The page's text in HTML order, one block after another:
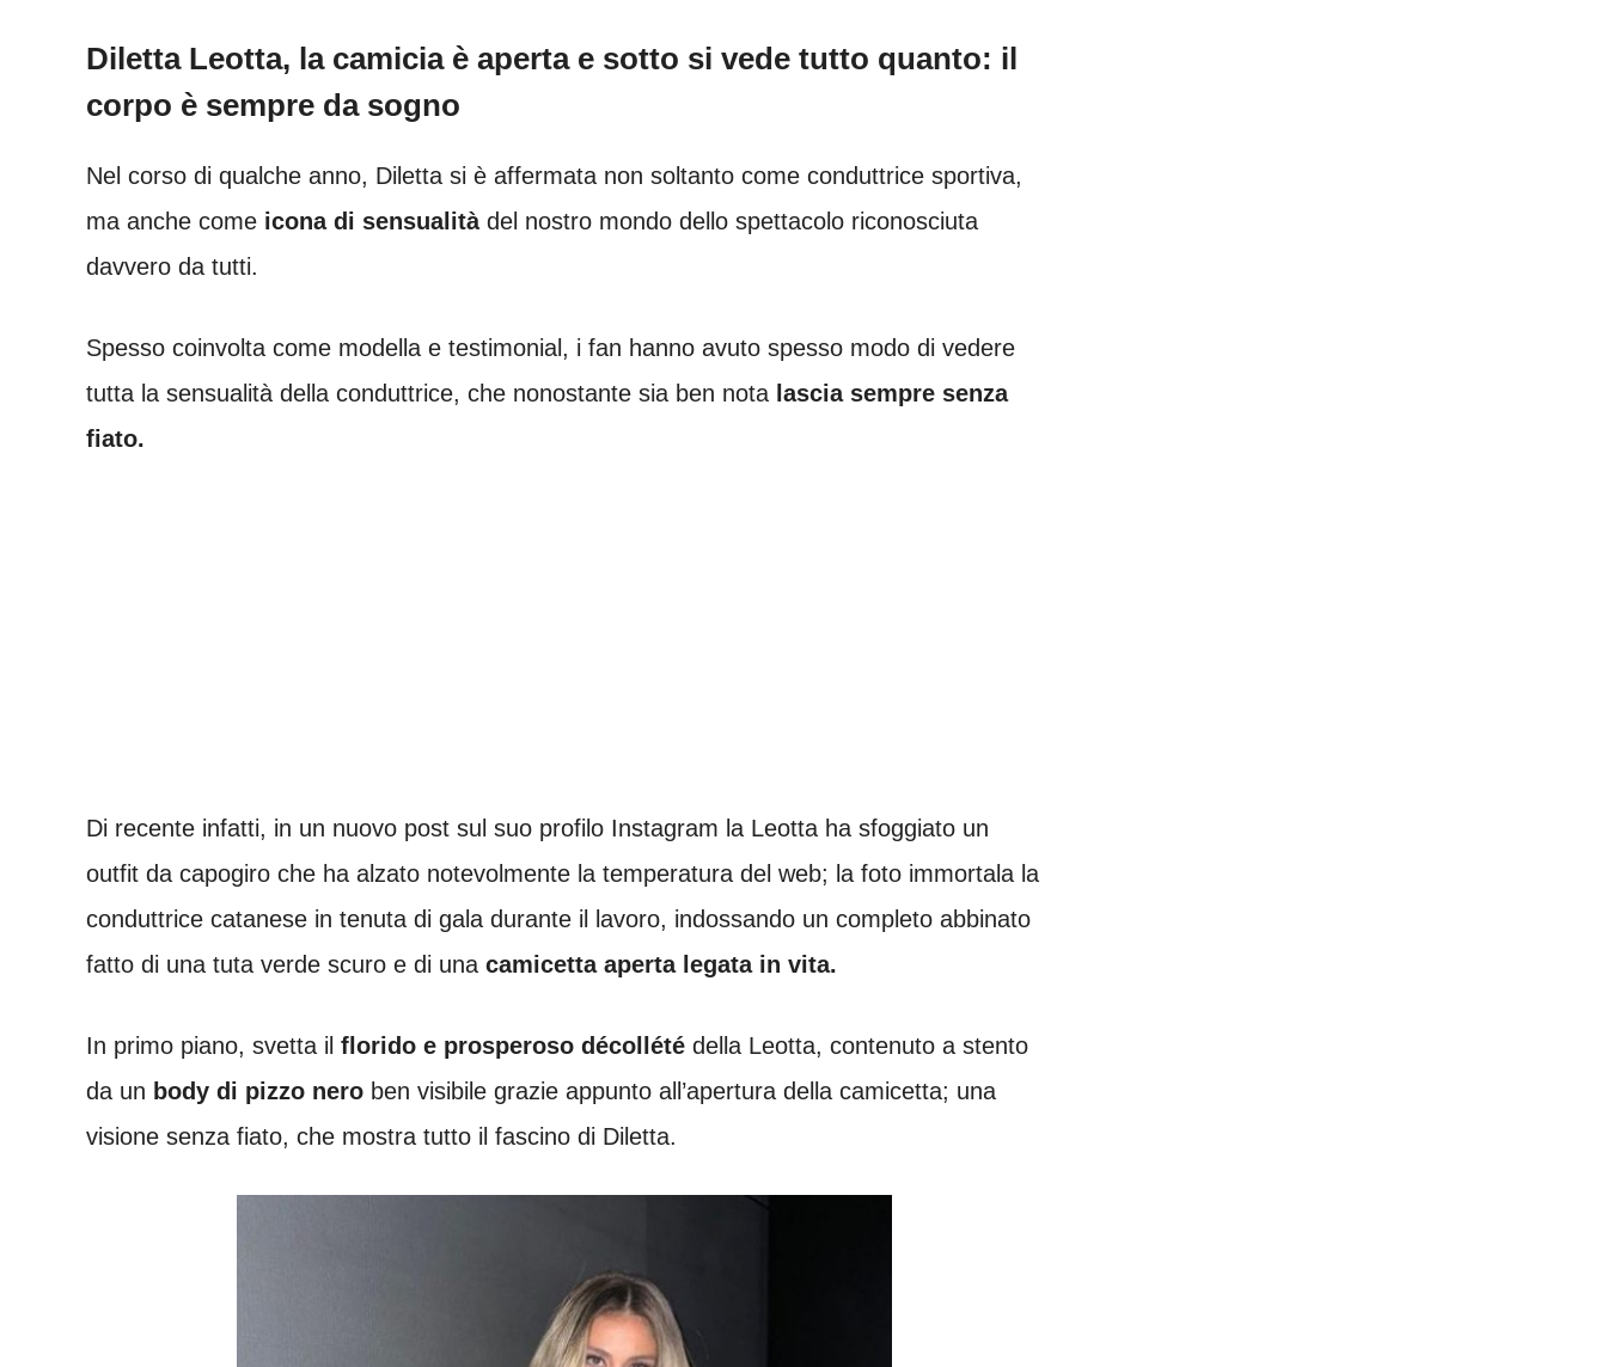
Diletta Leotta, la camicia è aperta e sotto si vede tutto quanto: il
corpo è sempre da sogno
Nel corso di qualche anno, Diletta si è affermata non soltanto come conduttrice sportiva,
ma anche come icona di sensualitàdel nostro mondo dello spettacolo riconosciuta
davvero da tutti.
Spesso coinvolta come modella e testimonial, i fan hanno avuto spesso modo di vedere
tutta la sensualità della conduttrice, che nonostante sia ben nota lascia sempre senza
fiato.
Di recente infatti, in un nuovo post sul suo profilo Instagram la Leotta ha sfoggiato un
outfit da capogiro che ha alzato notevolmente la temperatura del web; la foto immortala la
conduttrice catanese in tenuta di gala durante il lavoro, indossando un completo abbinato
fatto di una tuta verde scuro e di una camicetta aperta legata in vita.
In primo piano, svetta il florido e prosperoso décollété della Leotta, contenuto a stento
da un body di pizzo nero ben visibile grazie appunto all’apertura della camicetta; una
visione senza fiato, che mostra tutto il fascino di Diletta.